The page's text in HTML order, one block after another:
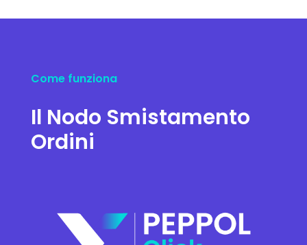
Come funziona
Il Nodo Smistamento
Ordini